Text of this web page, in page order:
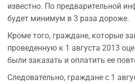
известно. По предварительной
будет минимум в 3 раза дороже.
Кроме того, граждане, которые
проведенную к 1 августа 2013
были заказать и оплатить ее
Следовательно, граждане с 1